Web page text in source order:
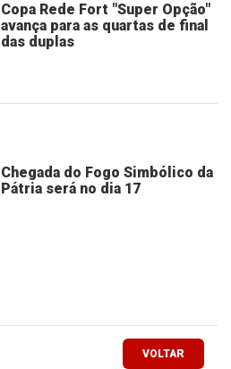
Copa Rede Fort "Super Opção"
avança para as quartas de final
das duplas
Chegada do Fogo Simbólico da
Pátria será no dia 17
VOLTAR